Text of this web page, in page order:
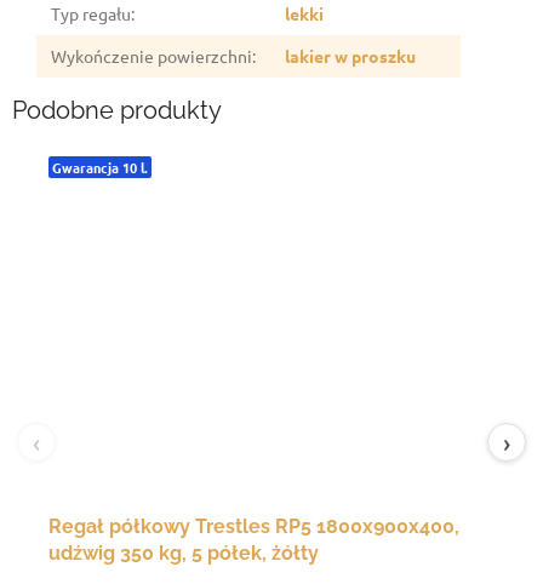
Typ regału:
lekki
Wykończenie powierzchni: lakier w proszku
Podobne produkty
Gwarancja 10 l.
Regał półkowy Trestles RP5 1800x900x400,
udźwig 350 kg, 5 półek, żółty
‹ ›